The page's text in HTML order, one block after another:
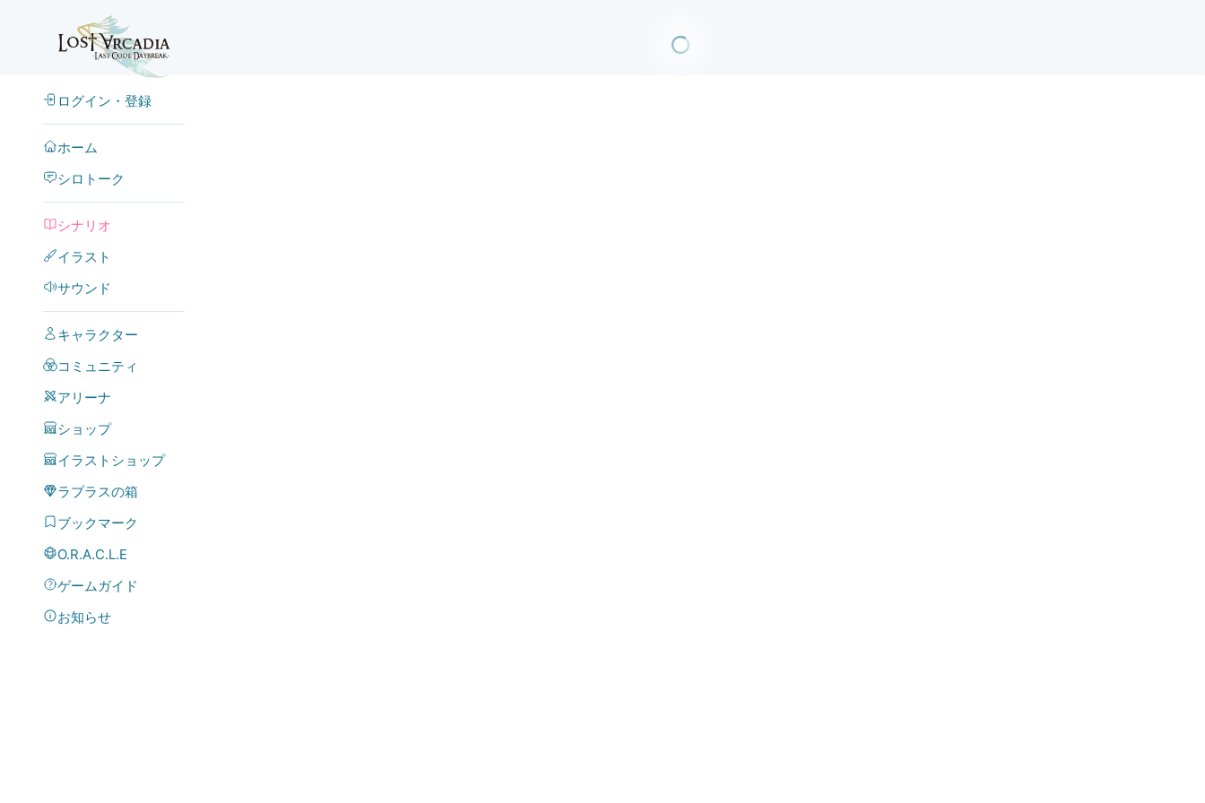
ログイン・登録
ホーム
シロトーク
シナリオ
イラスト
サウンド
キャラクター
コミュニティ
アリーナ
ショップ
イラストショップ
ラプラスの箱
ブックマーク
O.R.A.C.L.E
ゲームガイド
お知らせ